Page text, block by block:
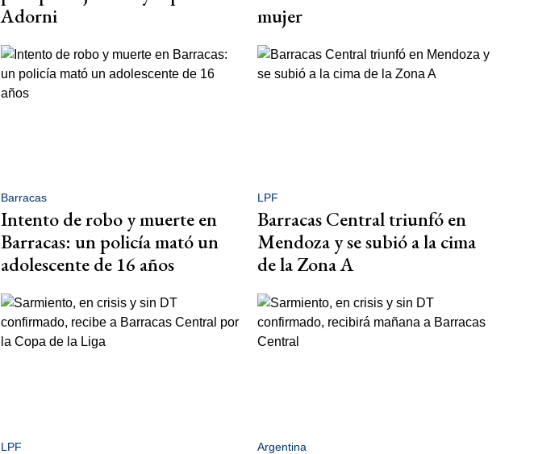
Adorni
mujer
Barracas
Intento de robo y muerte en
Barracas: un policía mató un
adolescente de 16 años
LPF
Barracas Central triunfó en
Mendoza y se subió a la cima
de la Zona A
LPF Argentina